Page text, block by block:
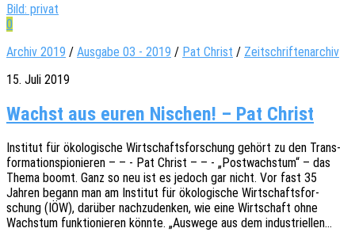
Bild: privat
0
Archiv 2019 / Ausgabe 03 - 2019 / Pat Christ / Zeitschriftenarchiv
15. Juli 2019
Wachst aus euren Nischen! – Pat Christ
Insti­tut für ökolo­gi­sche Wirt­schafts­for­schung gehört zu den Trans­
for­ma­ti­ons­pio­nie­ren – – - Pat Christ – – - „Post­wachs­tum“ – das
Thema boomt. Ganz so neu ist es jedoch gar nicht. Vor fast 35
Jahren begann man am Insti­tut für ökolo­gi­sche Wirt­schafts­for­
schung (IÖW), darüber nach­zu­den­ken, wie eine Wirt­schaft ohne
Wachs­tum funk­tio­nie­ren könnte. „Auswe­ge aus dem industriellen…